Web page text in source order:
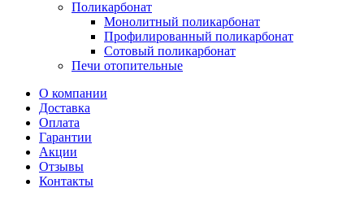
Поликарбонат
Монолитный поликарбонат
Профилированный поликарбонат
Сотовый поликарбонат
Печи отопительные
О компании
Доставка
Оплата
Гарантии
Акции
Отзывы
Контакты